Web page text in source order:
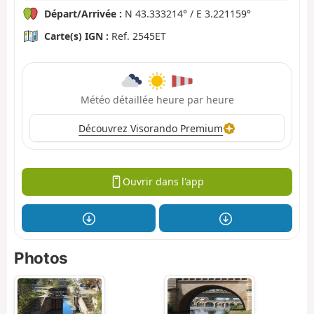
Départ/Arrivée : N 43.333214° / E 3.221159°
Carte(s) IGN : Ref. 2545ET
Météo détaillée heure par heure
Découvrez Visorando Premium
Ouvrir dans l'app
Photos